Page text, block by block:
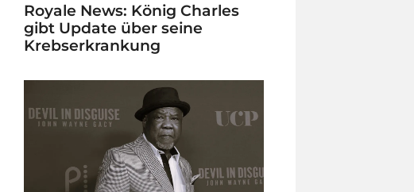
Royale News: König Charles
gibt Update über seine
Krebserkrankung